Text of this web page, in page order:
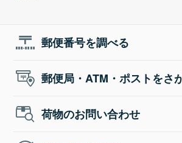
郵便番号を調べる
郵便局・ATM・ポストをさ
荷物のお問い合わせ